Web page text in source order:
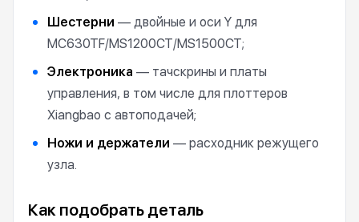
Шестерни — двойные и оси Y для
MC630TF/MS1200CT/MS1500CT;
Электроника — тачскрины и платы
управления, в том числе для плоттеров
Xiangbao с автоподачей;
Ножи и держатели — расходник режущего
узла.
Как подобрать деталь